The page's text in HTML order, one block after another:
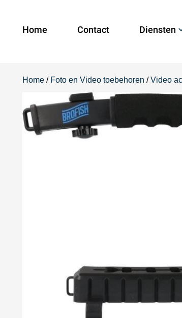
Home Contact Diensten
Home / Foto en Video toebehoren /Video